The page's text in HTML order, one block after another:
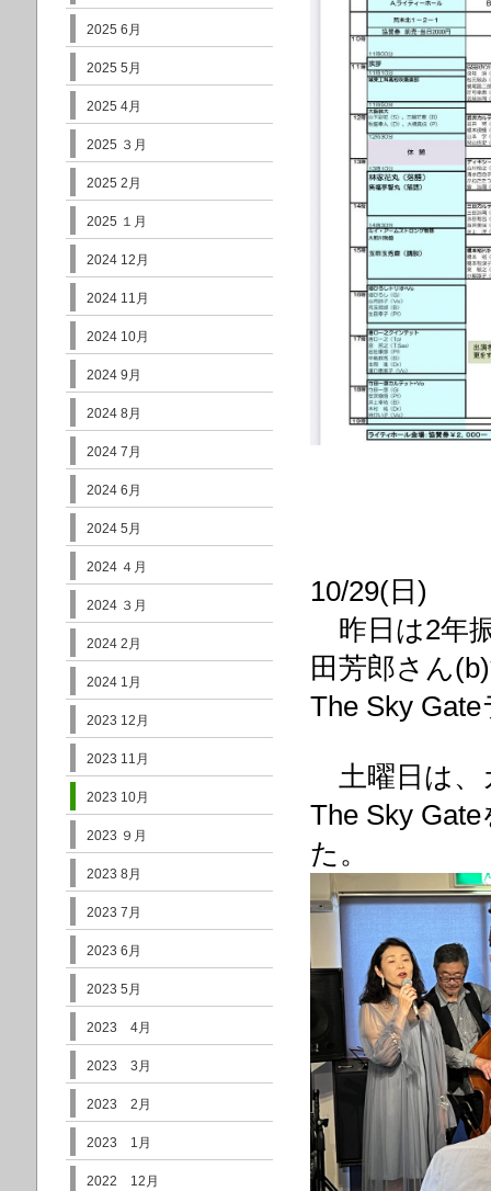
10/29(日)
昨日は2年
田芳郎さん
The Sky
土曜日は、
The Sky
た。
2025 6月
2025 5月
2025 4月
2025 ３月
2025 2月
2025 １月
2024 12月
2024 11月
2024 10月
2024 9月
2024 8月
2024 7月
2024 6月
2024 5月
2024 ４月
2024 ３月
2024 2月
2024 1月
2023 12月
2023 11月
2023 10月
2023 ９月
2023 8月
2023 7月
2023 6月
2023 5月
2023 4月
2023 3月
2023 2月
2023 1月
2022 12月